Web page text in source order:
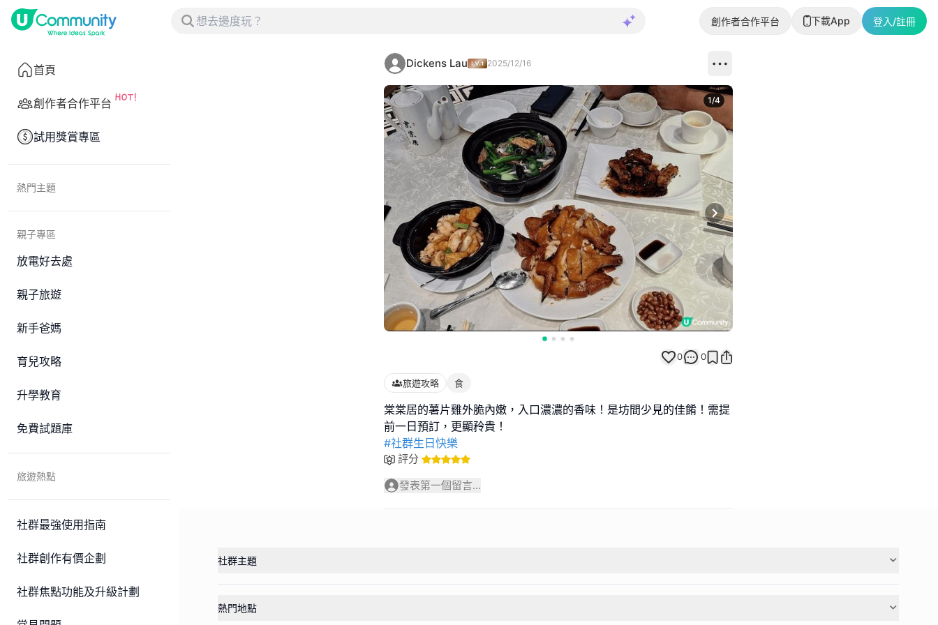
創作者合作平台 下載App 登入/註冊
首頁
創作者合作平台
試用獎賞專區
熱門主題
親子專區
放電好去處
親子旅遊
新手爸媽
育兒攻略
升學教育
免費試題庫
旅遊熱點
社群最強使用指南
社群創作有價企劃
社群焦點功能及升級計劃
Dickens Lau 2025/12/16
Next slide
1/4
0 0
旅遊攻略 食
棠棠居的薯片雞外脆內嫩，入口濃濃的香味！是坊間少見的佳餚！需提
#社群生日快樂
評分
發表第一個留言...
社群主題
熱門地點